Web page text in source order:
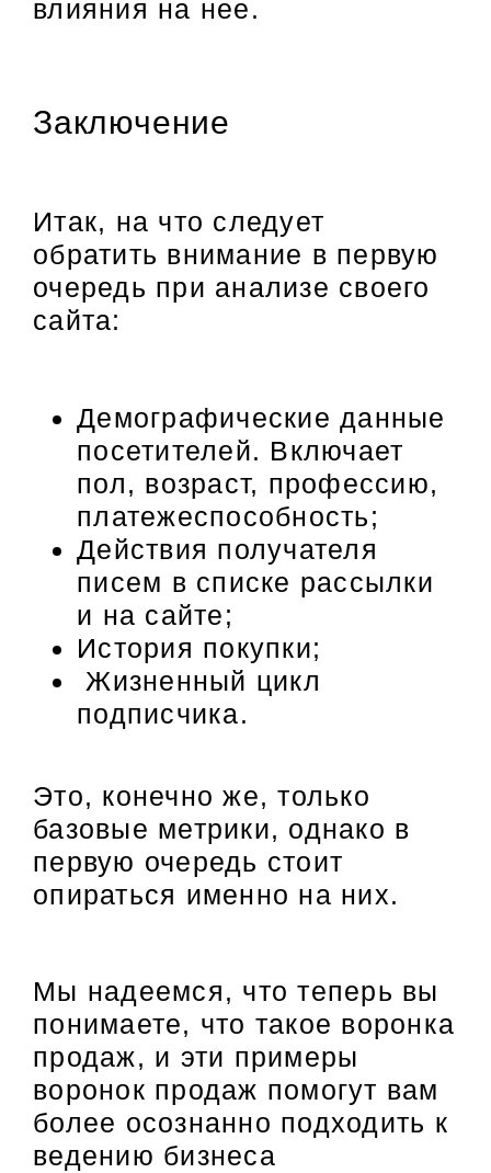
влияния на нее.
Заключение
Итак, на что следует
обратить внимание в первую
очередь при анализе своего
сайта:
Демографические данные
посетителей. Включает
пол, возраст, профессию,
платежеспособность;
Действия получателя
писем в списке рассылки
и на сайте;
История покупки;
Жизненный цикл
подписчика.
Это, конечно же, только
базовые метрики, однако в
первую очередь стоит
опираться именно на них.
Мы надеемся, что теперь вы
понимаете, что такое воронка
продаж, и эти примеры
воронок продаж помогут вам
более осознанно подходить к
ведению бизнеса